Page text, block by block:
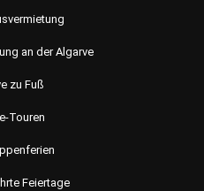
an der Algarve
zu Fuß
Touren
Feiertage